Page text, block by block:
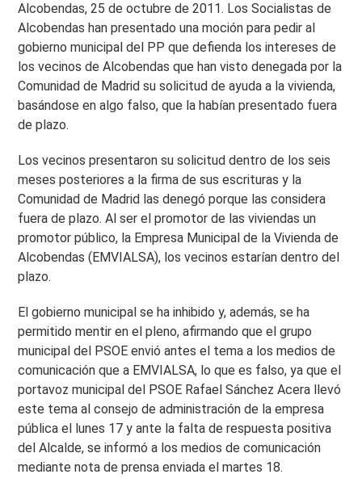
Alcobendas, 25 de octubre de 2011. Los Socialistas de
Alcobendas han presentado una moción para pedir al
gobierno municipal del PP que defienda los intereses de
los vecinos de Alcobendas que han visto denegada por la
Comunidad de Madrid su solicitud de ayuda a la vivienda,
basándose en algo falso, que la habían presentado fuera
de plazo.
Los vecinos presentaron su solicitud dentro de los seis
meses posteriores a la firma de sus escrituras y la
Comunidad de Madrid las denegó porque las considera
fuera de plazo. Al ser el promotor de las viviendas un
promotor público, la Empresa Municipal de la Vivienda de
Alcobendas (EMVIALSA), los vecinos estarían dentro del
plazo.
El gobierno municipal se ha inhibido y, además, se ha
permitido mentir en el pleno, afirmando que el grupo
municipal del PSOE envió antes el tema a los medios de
comunicación que a EMVIALSA, lo que es falso, ya que el
portavoz municipal del PSOE Rafael Sánchez Acera llevó
este tema al consejo de administración de la empresa
pública el lunes 17 y ante la falta de respuesta positiva
del Alcalde, se informó a los medios de comunicación
mediante nota de prensa enviada el martes 18.